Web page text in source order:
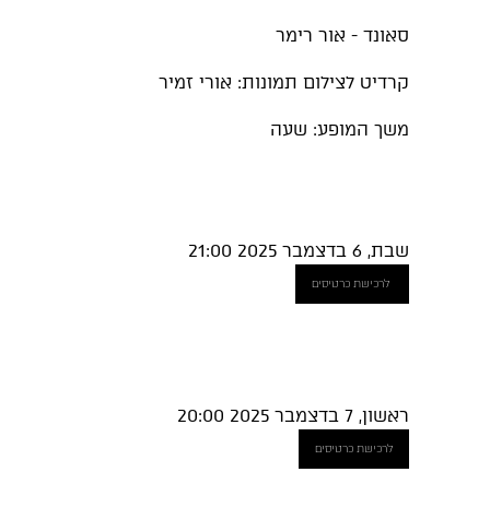
סאונד - אור רימר
קרדיט לצילום תמונות: אורי זמיר
משך המופע: שעה
שבת, 6 בדצמבר 2025 21:00
לרכישת כרטיסים
ראשון, 7 בדצמבר 2025 20:00
לרכישת כרטיסים